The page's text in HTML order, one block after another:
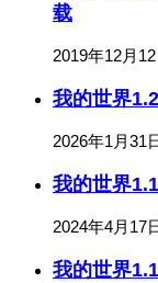
载
2019年12月12
我的世界
2026年1月31
我的世界
2024年4月17
我的世界